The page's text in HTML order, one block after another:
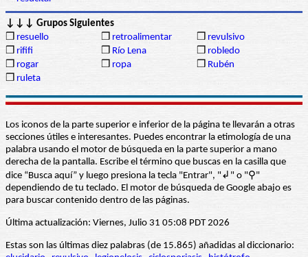
↓↓↓ Grupos Siguientes
❒ resuello ❒ retroalimentar ❒ revulsivo
❒ rififi ❒ Río Lena ❒ robledo
❒ rogar ❒ ropa ❒ Rubén
❒ ruleta
Los iconos de la parte superior e inferior de la página te llevarán a otras
secciones útiles e interesantes. Puedes encontrar la etimología de una
palabra usando el motor de búsqueda en la parte superior a mano
derecha de la pantalla. Escribe el término que buscas en la casilla que
dice “Busca aquí” y luego presiona la tecla "Entrar", "↲" o "⚲"
dependiendo de tu teclado. El motor de búsqueda de Google abajo es
para buscar contenido dentro de las páginas.
Última actualización: Viernes, Julio 31 05:08 PDT 2026
Estas son las últimas diez palabras (de 15.865) añadidas al diccionario: